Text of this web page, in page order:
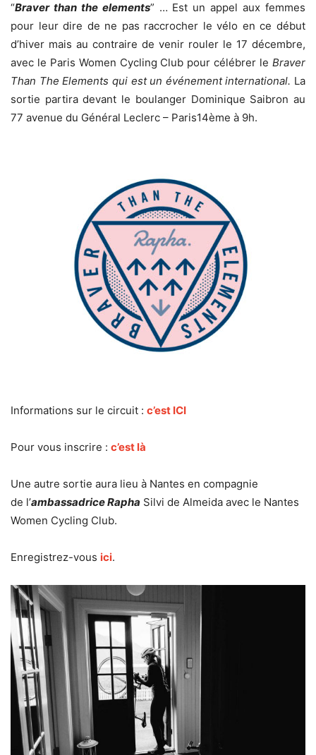
“Braver than the elements” … Est un appel aux femmes
pour leur dire de ne pas raccrocher le vélo en ce début
d’hiver mais au contraire de venir rouler le 17 décembre,
avec le Paris Women Cycling Club pour célébrer le Braver
Than The Elements qui est un événement international. La
sortie partira devant le boulanger Dominique Saibron au
77 avenue du Général Leclerc – Paris14ème à 9h.
Informations sur le circuit : c’est ICI
Pour vous inscrire : c’est là
Une autre sortie aura lieu à Nantes en compagnie
de l’ambassadrice Rapha Silvi de Almeida avec le Nantes
Women Cycling Club.
Enregistrez-vous ici.